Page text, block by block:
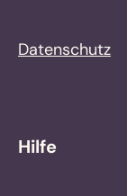
Datenschutz
Hilfe